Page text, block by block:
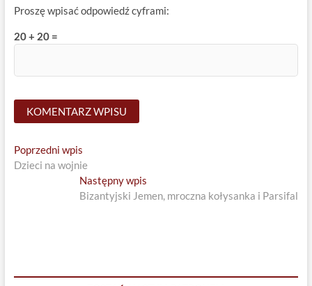
Proszę wpisać odpowiedź cyframi:
20 + 20 =
Nawigacja
wpisu
Poprzedni wpisPrevious
post:
Dzieci na wojnie
Następny wpis
post:
Bizantyjski Jemen, mroczna kołysanka i Parsifal